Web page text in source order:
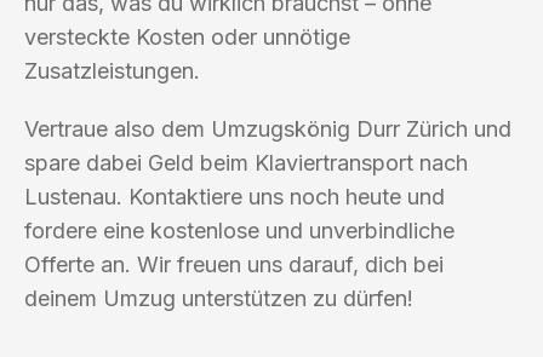
versteckte Kosten oder unnötige
Zusatzleistungen.
Vertraue also dem Umzugskönig Durr Zürich und
spare dabei Geld beim Klaviertransport nach
Lustenau. Kontaktiere uns noch heute und
fordere eine kostenlose und unverbindliche
Offerte an. Wir freuen uns darauf, dich bei
deinem Umzug unterstützen zu dürfen!